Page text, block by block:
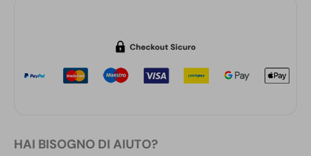
HAI BISOGNO DI AIUTO?